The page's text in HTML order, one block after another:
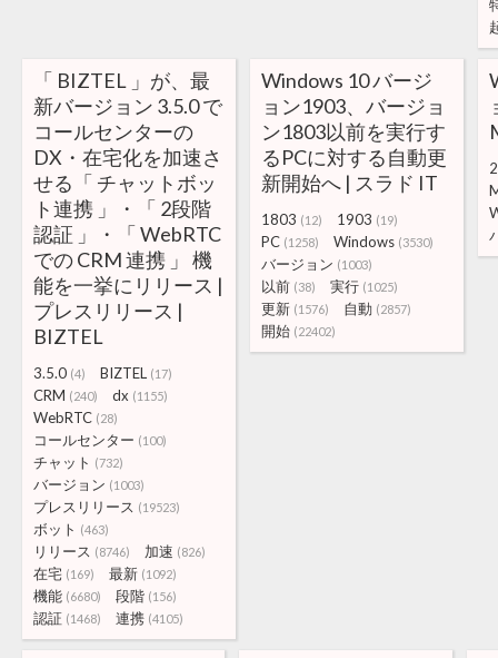
「 BIZTEL 」が、最
新バージョン 3.5.0 で
コールセンターの
DX・在宅化を加速さ
せる「 チャットボッ
ト連携 」・「 2段階
認証 」・「 WebRTC
での CRM 連携 」 機
能を一挙にリリース |
プレスリリース |
BIZTEL
3.5.0 (4) BIZTEL (17)
CRM (240) dx (1155)
WebRTC (28)
コールセンター (100)
チャット (732)
バージョン (1003)
プレスリリース (19523)
ボット (463)
リリース (8746) 加速 (826)
在宅 (169) 最新 (1092)
機能 (6680) 段階 (156)
認証 (1468) 連携 (4105)
Windows 10 バージ
ョン1903、バージョ
ン1803以前を実行す
るPCに対する自動更
新開始へ | スラド IT
1803 (12) 1903 (19)
PC (1258) Windows (3530)
バージョン (1003)
以前 (38) 実行 (1025)
更新 (1576) 自動 (2857)
開始 (22402)